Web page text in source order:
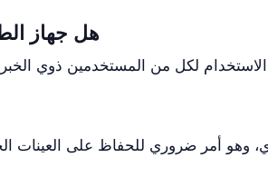
هل جهاز